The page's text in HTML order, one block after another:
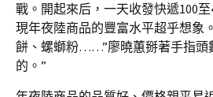
戰。開起來后，一天收發快遞100
現年夜陸商品的豐富水平超乎想象
餅、螺螄粉……”廖曉蕙掰著手指頭
的。”